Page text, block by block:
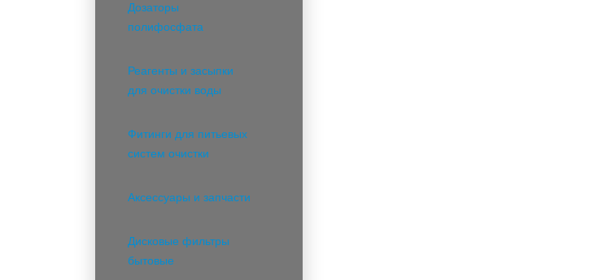
Дозаторы
полифосфата
Реагенты и засыпки
для очистки воды
Фитинги для питьевых
систем очистки
Аксессуары и запчасти
Дисковые фильтры
бытовые